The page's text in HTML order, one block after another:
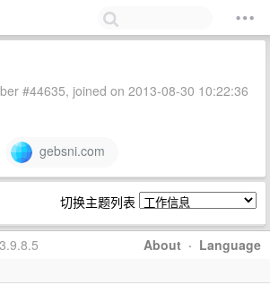
#44635, joined on 2013-08-30 10:22:36
gebsni.com
切换主题列表
About · Language